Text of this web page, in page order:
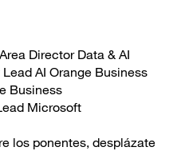
Director Data & AI
AI Orange Business
Business
Microsoft
los ponentes, desplázate